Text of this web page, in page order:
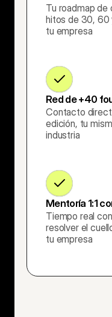
Tu roadmap
hitos de 30, 60
tu empresa
Red de +40
Contacto
edición, tu
industria
Mentoría 1:1
Tiempo real
resolver el
tu empresa